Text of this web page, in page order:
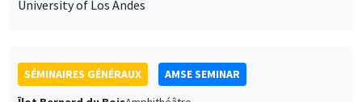
University of Los Andes
SÉMINAIRES GÉNÉRAUX
AMSE SEMINAR